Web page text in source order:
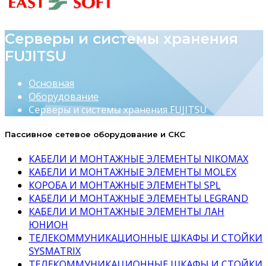
Серверы и системы хранения
FUJITSU
Основная
Оборудование
Серверы и системы хранения FUJITSU
Пассивное сетевое оборудование и СКС
КАБЕЛИ И МОНТАЖНЫЕ ЭЛЕМЕНТЫ NIKOMAX
КАБЕЛИ И МОНТАЖНЫЕ ЭЛЕМЕНТЫ MOLEX
КОРОБА И МОНТАЖНЫЕ ЭЛЕМЕНТЫ SPL
КАБЕЛИ И МОНТАЖНЫЕ ЭЛЕМЕНТЫ LEGRAND
КАБЕЛИ И МОНТАЖНЫЕ ЭЛЕМЕНТЫ ЛАН
ЮНИОН
ТЕЛЕКОММУНИКАЦИОННЫЕ ШКАФЫ И СТОЙКИ
SYSMATRIX